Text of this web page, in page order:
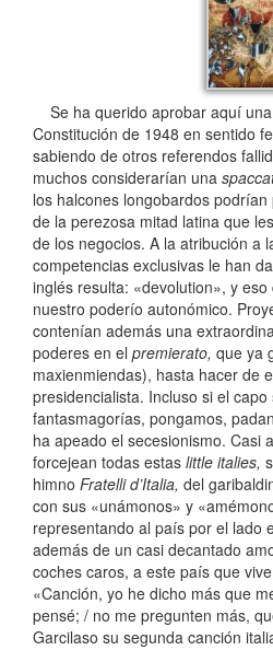
Se ha querido aprobar aquí
Constitución de 1948 en sentido
sabiendo de otros referendos
muchos considerarían una
los halcones longobardos
de la perezosa mitad latina que
de los negocios. A la atribución a
competencias exclusivas le han
inglés resulta: «devolution», y
nuestro poderío autonómico.
contenían además una
poderes en el premierato, que ya
maxienmiendas), hasta hacer de
presidencialista. Incluso si el
fantasmagorías, pongamos,
ha apeado el secesionismo. Casi
forcejean todas estas little italies,
himno Fratelli d’Italia, del
con sus «unámonos» y
representando al país por el lado
además de un casi decantado
coches caros, a este país que
«Canción, yo he dicho más que
pensé; / no me pregunten más,
Garcilaso su segunda canción